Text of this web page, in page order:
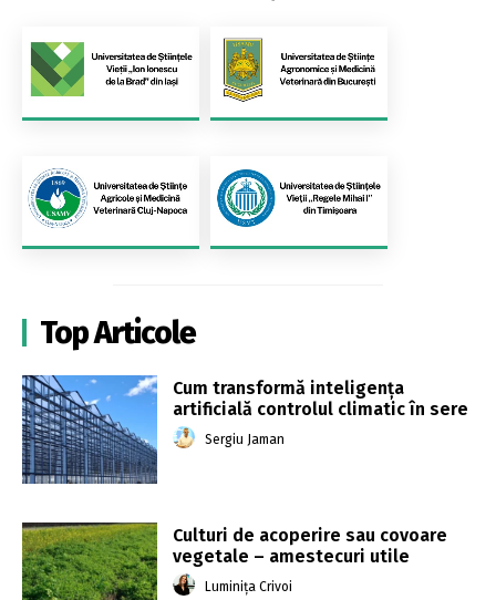
Top Articole
Cum transformă inteligența
artificială controlul climatic în sere
Sergiu Jaman
Culturi de acoperire sau covoare
vegetale – amestecuri utile
Luminița Crivoi